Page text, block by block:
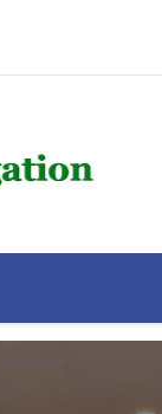
ငါးလုပ်ငန်းဦး
ဆိုင်ရာ သဘော